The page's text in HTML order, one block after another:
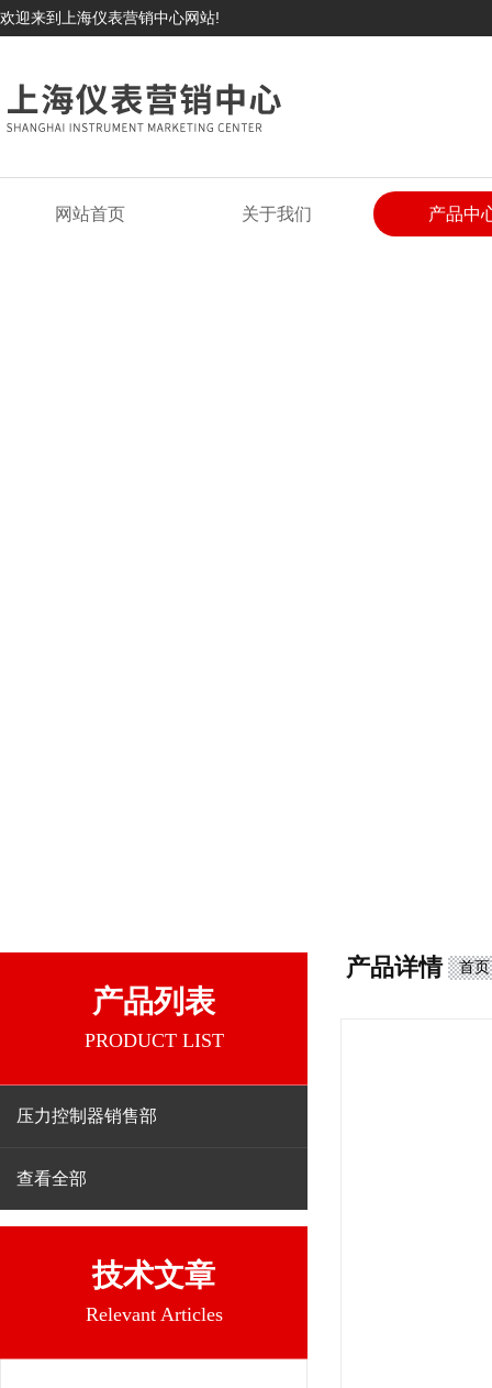
欢迎来到上海仪表营销中心网站!
网站首页 关于我们 产品中
产品列表
PRODUCT LIST
压力控制器销售部
查看全部
技术文章
Relevant Articles
产品详情 首页